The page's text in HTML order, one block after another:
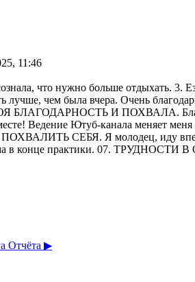
11:46
что нужно больше
лучше, чем была вчера. Очень
И ПОХВАЛА.
Ведение Ютуб-канала меняет
ПОХВАЛИТЬ СЕБЯ. Я молодец,
в конце практики. 07. ТРУДНОСТИ
Отчёта ▶︎